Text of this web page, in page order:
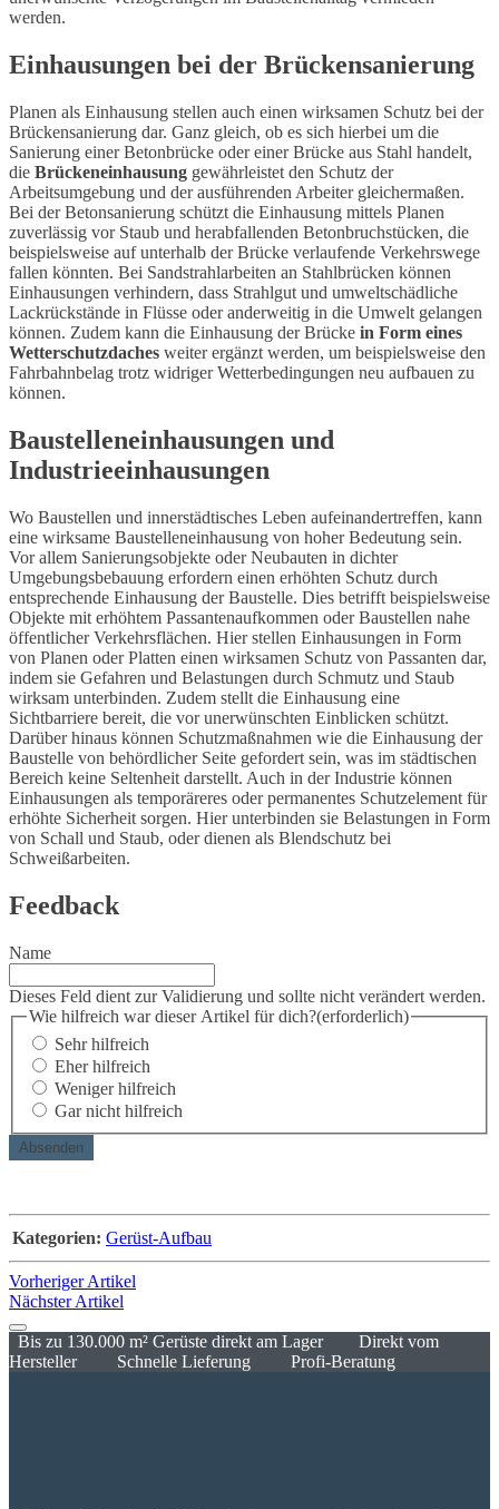
werden.
Einhausungen bei der Brückensanierung
Planen als Einhausung stellen auch einen wirksamen Schutz bei der
Brückensanierung dar. Ganz gleich, ob es sich hierbei um die
Sanierung einer Betonbrücke oder einer Brücke aus Stahl handelt,
die Brückeneinhausung gewährleistet den Schutz der
Arbeitsumgebung und der ausführenden Arbeiter gleichermaßen.
Bei der Betonsanierung schützt die Einhausung mittels Planen
zuverlässig vor Staub und herabfallenden Betonbruchstücken, die
beispielsweise auf unterhalb der Brücke verlaufende Verkehrswege
fallen könnten. Bei Sandstrahlarbeiten an Stahlbrücken können
Einhausungen verhindern, dass Strahlgut und umweltschädliche
Lackrückstände in Flüsse oder anderweitig in die Umwelt gelangen
können. Zudem kann die Einhausung der Brücke in Form eines
Wetterschutzdaches weiter ergänzt werden, um beispielsweise den
Fahrbahnbelag trotz widriger Wetterbedingungen neu aufbauen zu
können.
Baustelleneinhausungen und
Industrieeinhausungen
Wo Baustellen und innerstädtisches Leben aufeinandertreffen, kann
eine wirksame Baustelleneinhausung von hoher Bedeutung sein.
Vor allem Sanierungsobjekte oder Neubauten in dichter
Umgebungsbebauung erfordern einen erhöhten Schutz durch
entsprechende Einhausung der Baustelle. Dies betrifft beispielsweise
Objekte mit erhöhtem Passantenaufkommen oder Baustellen nahe
öffentlicher Verkehrsflächen. Hier stellen Einhausungen in Form
von Planen oder Platten einen wirksamen Schutz von Passanten dar,
indem sie Gefahren und Belastungen durch Schmutz und Staub
wirksam unterbinden. Zudem stellt die Einhausung eine
Sichtbarriere bereit, die vor unerwünschten Einblicken schützt.
Darüber hinaus können Schutzmaßnahmen wie die Einhausung der
Baustelle von behördlicher Seite gefordert sein, was im städtischen
Bereich keine Seltenheit darstellt. Auch in der Industrie können
Einhausungen als temporäreres oder permanentes Schutzelement für
erhöhte Sicherheit sorgen. Hier unterbinden sie Belastungen in Form
von Schall und Staub, oder dienen als Blendschutz bei
Schweißarbeiten.
Feedback
Name
Dieses Feld dient zur Validierung und sollte nicht verändert werden.
Wie hilfreich war dieser Artikel für dich?(erforderlich)
Sehr hilfreich
Eher hilfreich
Weniger hilfreich
Gar nicht hilfreich
Kategorien: Gerüst-Aufbau
Vorheriger Artikel
Nächster Artikel
Bis zu 130.000 m² Gerüste direkt am Lager
Direkt vom
Hersteller
Schnelle Lieferung Profi-Beratung